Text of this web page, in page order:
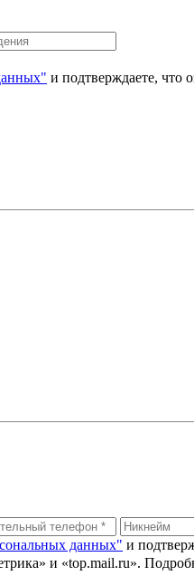
и подтверждаете, что
данных" и
и «top.mail.ru».